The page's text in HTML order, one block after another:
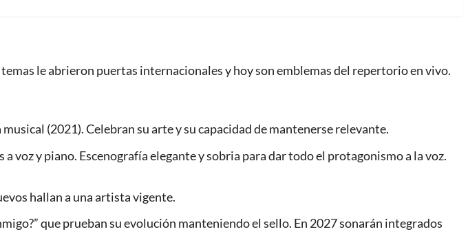
temas le abrieron puertas internacionales y hoy son emblemas del repertorio en vivo.
(2021). Celebran su arte y su capacidad de mantenerse relevante.
voz y piano. Escenografía elegante y sobria para dar todo el protagonismo a la voz.
hallan a una artista vigente.
que prueban su evolución manteniendo el sello. En 2027 sonarán integrados